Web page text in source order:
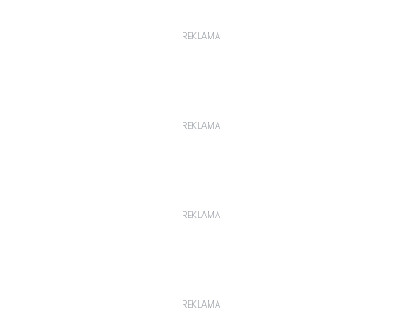
REKLAMA
REKLAMA
REKLAMA
REKLAMA